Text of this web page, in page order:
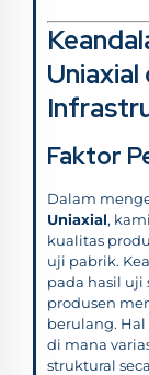
Faktor
Dalam
Uniaxial,
kualitas
uji pabrik.
pada hasil uji
produsen
berulang.
di mana
struktural